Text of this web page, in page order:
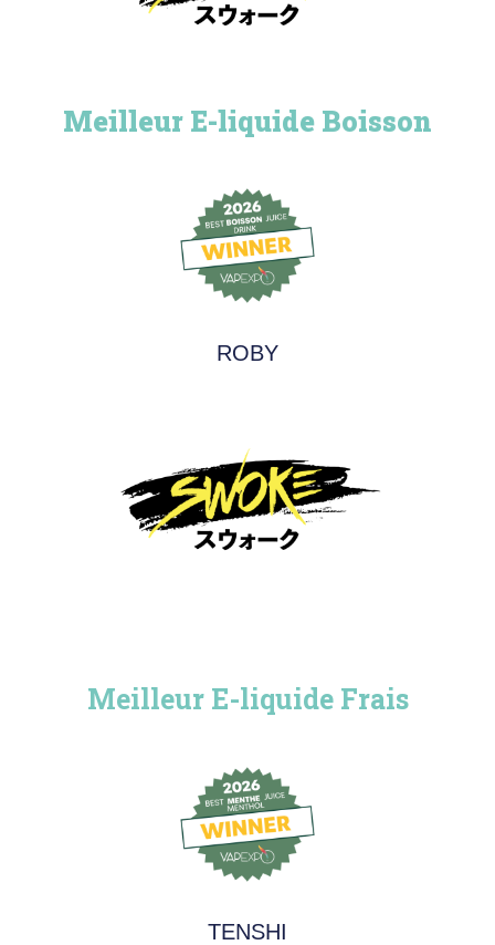
Meilleur E-liquide Boisson
ROBY
Meilleur E-liquide Frais
TENSHI